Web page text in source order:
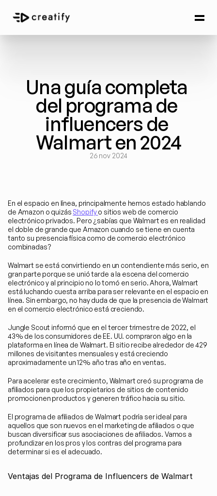
Una guía completa
del programa de
influencers de
Walmart en 2024
26 nov 2024
En el espacio en línea, principalmente hemos estado hablando
de Amazon o quizás Shopify o sitios web de comercio
electrónico privados. Pero ¿sabías que Walmart es en realidad
el doble de grande que Amazon cuando se tiene en cuenta
tanto su presencia física como de comercio electrónico
combinadas?
Walmart se está convirtiendo en un contendiente más serio, en
gran parte porque se unió tarde a la escena del comercio
electrónico y al principio no lo tomó en serio. Ahora, Walmart
está luchando cuesta arriba para ser relevante en el espacio en
línea. Sin embargo, no hay duda de que la presencia de Walmart
en el comercio electrónico está creciendo.
Jungle Scout informó que en el tercer trimestre de 2022, el
43% de los consumidores de EE. UU. compraron algo en la
plataforma en línea de Walmart. El sitio recibe alrededor de 429
millones de visitantes mensuales y está creciendo
aproximadamente un 12% año tras año en ventas.
Para acelerar este crecimiento, Walmart creó su programa de
afiliados para que los propietarios de sitios de contenido
promocionen productos y generen tráfico hacia su sitio.
El programa de afiliados de Walmart podría ser ideal para
aquellos que son nuevos en el marketing de afiliados o que
buscan diversificar sus asociaciones de afiliados. Vamos a
profundizar en los pros y los contras del programa para
determinar si es el adecuado.
Ventajas del Programa de Influencers de Walmart